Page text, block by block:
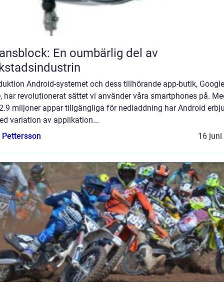
En oumbärlig del av
Android-systemet och dess tillhörande app-butik,
har revolutionerat sättet vi använder våra smartphones på.
miljoner appar tillgängliga för nedladdning har Android
variation av applikation...
16 juni